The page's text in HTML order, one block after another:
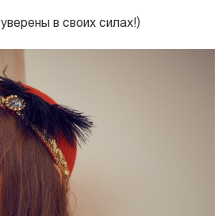
в своих силах!)